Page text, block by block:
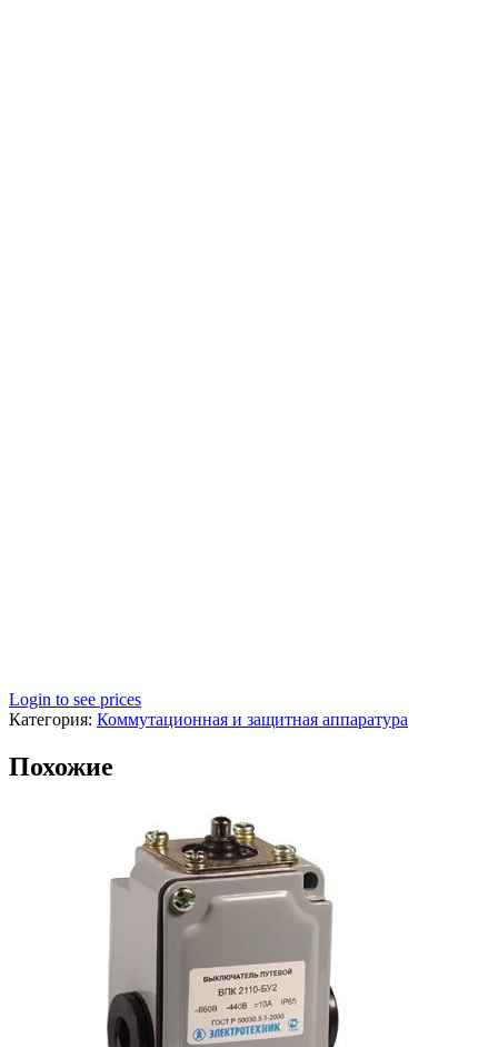
Login to see prices
Категория: Коммутационная и защитная аппаратура
Похожие